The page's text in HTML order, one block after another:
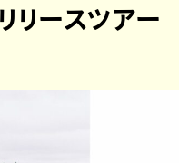
リースツアー